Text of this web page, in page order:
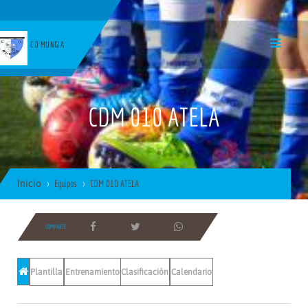
CD MUNGIA
CDM 010 ATELA
Inicio Equipos CDM 010 ATELA
COMPARTE
Plantilla EntrenamientosClasificación Calendario